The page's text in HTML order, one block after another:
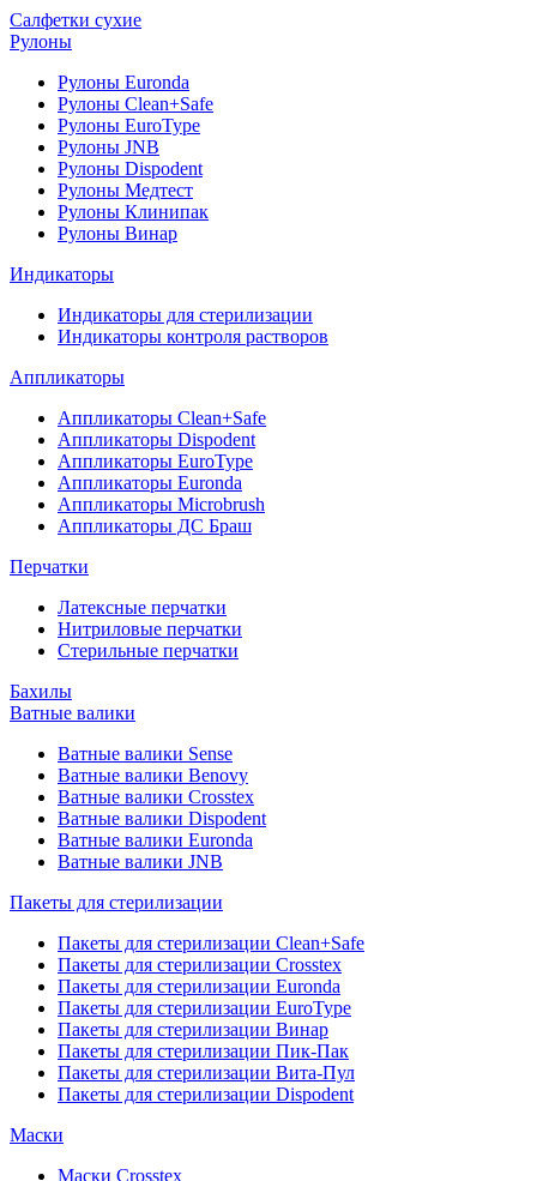
Салфетки сухие
Рулоны
Рулоны Euronda
Рулоны Clean+Safe
Рулоны EuroType
Рулоны JNB
Рулоны Dispodent
Рулоны Медтест
Рулоны Клинипак
Рулоны Винар
Индикаторы
Индикаторы для стерилизации
Индикаторы контроля растворов
Аппликаторы
Аппликаторы Clean+Safe
Аппликаторы Dispodent
Аппликаторы EuroType
Аппликаторы Euronda
Аппликаторы Microbrush
Аппликаторы ДС Браш
Перчатки
Латексные перчатки
Нитриловые перчатки
Стерильные перчатки
Бахилы
Ватные валики
Ватные валики Sense
Ватные валики Benovy
Ватные валики Crosstex
Ватные валики Dispodent
Ватные валики Euronda
Ватные валики JNB
Пакеты для стерилизации
Пакеты для стерилизации Clean+Safe
Пакеты для стерилизации Crosstex
Пакеты для стерилизации Euronda
Пакеты для стерилизации EuroType
Пакеты для стерилизации Винар
Пакеты для стерилизации Пик-Пак
Пакеты для стерилизации Вита-Пул
Пакеты для стерилизации Dispodent
Маски
Маски Crosstex